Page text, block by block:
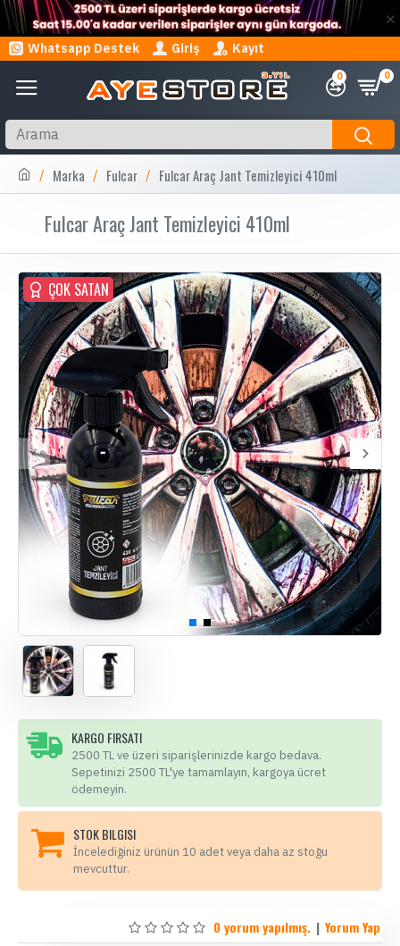
Whatsapp Destek Giriş Kayıt
0 0
Marka Fulcar Fulcar Araç Jant Temizleyici 410ml
Fulcar Araç Jant Temizleyici 410ml
ÇOK SATAN
KARGO FIRSATI
2500 TL ve üzeri siparişlerinizde kargo bedava.
Sepetinizi 2500 TL'ye tamamlayın, kargoya ücret
ödemeyin.
STOK BILGISI
İncelediğiniz ürünün 10 adet veya daha az stoğu
mevcuttur.
0 yorum yapılmış. | Yorum Yap